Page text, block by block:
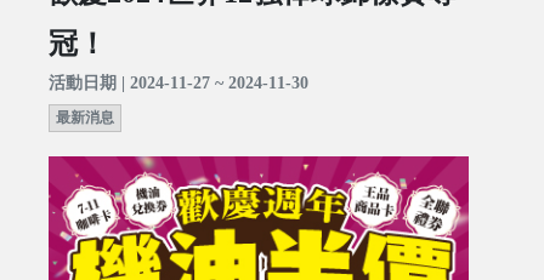
冠！
活動日期 | 2024-11-27 ~ 2024-11-30
最新消息